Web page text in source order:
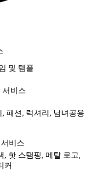
및 템플
서비스
패션, 럭셔리, 남녀공용
비스
, 핫 스탬핑, 메탈 로고,
커